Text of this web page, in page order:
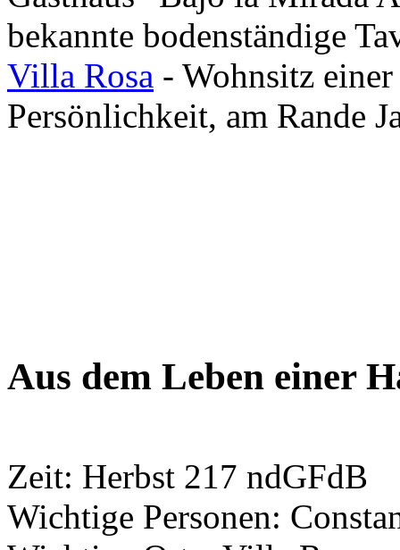
bekannte bodenständige
Villa Rosa - Wohnsitz
Persönlichkeit, am Rande
Aus dem Leben einer
Zeit: Herbst 217 ndGFdB
Wichtige Personen: